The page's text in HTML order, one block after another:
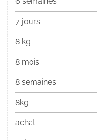
7 jours
8 kg
8 mois
8 semaines
8kg
achat